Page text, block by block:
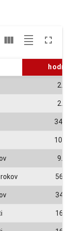
hodnota
2.2
2.2
3446
1071
9.1
56.7
34.2
16.3